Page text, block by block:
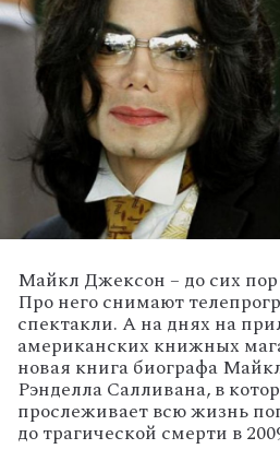
Майкл Джексон – до сих пор
Про него снимают
спектакли. А на днях на
американских книжных
новая книга биографа
Рэнделла Салливана, в
прослеживает всю жизнь
до трагической смерти в